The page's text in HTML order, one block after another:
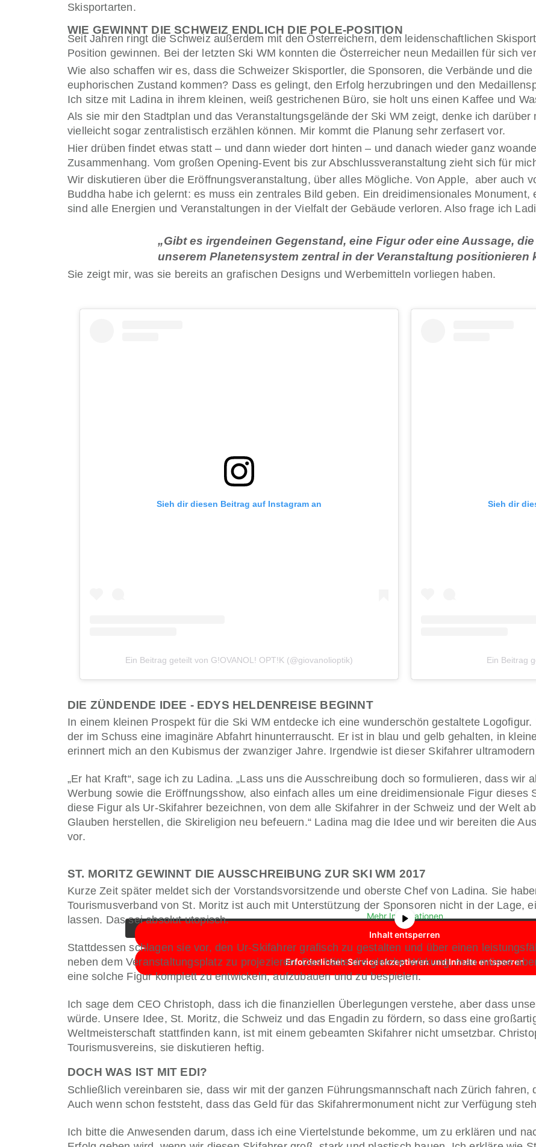
Skisportarten.
WIE GEWINNT DIE SCHWEIZ ENDLICH DIE POLE-POSITION
Seit Jahren ringt die Schweiz außerdem mit den Österreichern, dem leidenschaftlichen
Position gewinnen. Bei der letzten Ski WM konnten die Österreicher neun Medaillen für sich
Wie also schaffen wir es, dass die Schweizer Skisportler, die Sponsoren, die Verbände und
euphorischen Zustand kommen? Dass es gelingt, den Erfolg herzubringen und den
Ich sitze mit Ladina in ihrem kleinen, weiß gestrichenen Büro, sie holt uns einen Kaffee und
Als sie mir den Stadtplan und das Veranstaltungsgelände der Ski WM zeigt, denke ich
vielleicht sogar zentralistisch erzählen können. Mir kommt die Planung sehr zerfasert vor.
Hier drüben findet etwas statt – und dann wieder dort hinten – und danach wieder ganz
Zusammenhang. Vom großen Opening-Event bis zur Abschlussveranstaltung zieht sich für
Wir diskutieren über die Eröffnungsveranstaltung, über alles Mögliche. Von Apple, aber auch
Buddha habe ich gelernt: es muss ein zentrales Bild geben. Ein dreidimensionales
sind alle Energien und Veranstaltungen in der Vielfalt der Gebäude verloren. Also frage ich
„Gibt es irgendeinen Gegenstand, eine Figur oder eine Aussage,
unserem Planetensystem zentral in der Veranstaltung positionieren
Sie zeigt mir, was sie bereits an grafischen Designs und Werbemitteln vorliegen haben.
Sieh dir diesen Beitrag auf Instagram an
Ein Beitrag geteilt von G!OVANOL! OPT!K (@giovanolioptik)
Sieh dir
Ein Beitrag
DIE ZÜNDENDE IDEE - EDYS HELDENREISE BEGINNT
In einem kleinen Prospekt für die Ski WM entdecke ich eine wunderschön gestaltete
der im Schuss eine imaginäre Abfahrt hinunterrauscht. Er ist in blau und gelb gehalten, in
erinnert mich an den Kubismus der zwanziger Jahre. Irgendwie ist dieser Skifahrer
„Er hat Kraft“, sage ich zu Ladina. „Lass uns die Ausschreibung doch so formulieren, dass wir
Werbung sowie die Eröffnungsshow, also einfach alles um eine dreidimensionale Figur dieses
diese Figur als Ur-Skifahrer bezeichnen, von dem alle Skifahrer in der Schweiz und der Welt
Glauben herstellen, die Skireligion neu befeuern.“ Ladina mag die Idee und wir bereiten die
vor.
Sie sehen gerade einen Platzhalterinhalt von YouTube . Um auf den eigentlichen Inhalt
unten. Bitte beachten Sie, dass dabei Daten an Drittanbieter
Mehr Informationen
Inhalt entsperren
Erforderlichen Service akzeptieren und Inhalte entsperren
ST. MORITZ GEWINNT DIE AUSSCHREIBUNG ZUR SKI WM 2017
Kurze Zeit später meldet sich der Vorstandsvorsitzende und oberste Chef von Ladina. Sie
Tourismusverband von St. Moritz ist auch mit Unterstützung der Sponsoren nicht in der Lage,
lassen. Das sei absolut utopisch.
Stattdessen schlagen sie vor, den Ur-Skifahrer grafisch zu gestalten und über einen
neben dem Veranstaltungsplatz zu projezieren. Das hätte die gleiche Wirkung, man müsse
eine solche Figur komplett zu entwickeln, aufzubauen und zu bespielen.
Ich sage dem CEO Christoph, dass ich die finanziellen Überlegungen verstehe, aber dass
würde. Unsere Idee, St. Moritz, die Schweiz und das Engadin zu fördern, so dass eine
Weltmeisterschaft stattfinden kann, ist mit einem gebeamten Skifahrer nicht umsetzbar.
Tourismusvereins, sie diskutieren heftig.
DOCH WAS IST MIT EDI?
Schließlich vereinbaren sie, dass wir mit der ganzen Führungsmannschaft nach Zürich fahren,
Auch wenn schon feststeht, dass das Geld für das Skifahrermonument nicht zur Verfügung
Ich bitte die Anwesenden darum, dass ich eine Viertelstunde bekomme, um zu erklären und